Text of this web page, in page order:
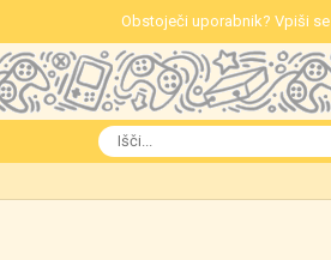
Obstoječi uporabnik? Vpiši se